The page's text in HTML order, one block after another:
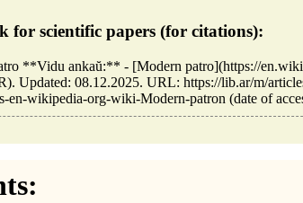
for scientific papers (for citations):
**Vidu ankaŭ:** - [Modern patro](https://
Updated: 08.12.2025. URL: https://lib.ar/m/
en-wikipedia-org-wiki-Modern-patron (date of